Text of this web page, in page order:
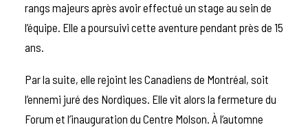
rangs majeurs après avoir effectué un stage au sein de
l’équipe. Elle a poursuivi cette aventure pendant près de 15
ans.
Par la suite, elle rejoint les Canadiens de Montréal, soit
l’ennemi juré des Nordiques. Elle vit alors la fermeture du
Forum et l’inauguration du Centre Molson. À l’automne